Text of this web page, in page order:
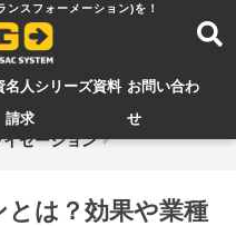
名人シリーズ資料
請求
お問い合わ
せ
ゼーション
は？効果や業種